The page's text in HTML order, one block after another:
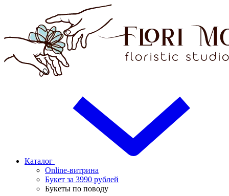
Каталог
Online-витрина
Букет за 3990 рублей
Букеты по поводу